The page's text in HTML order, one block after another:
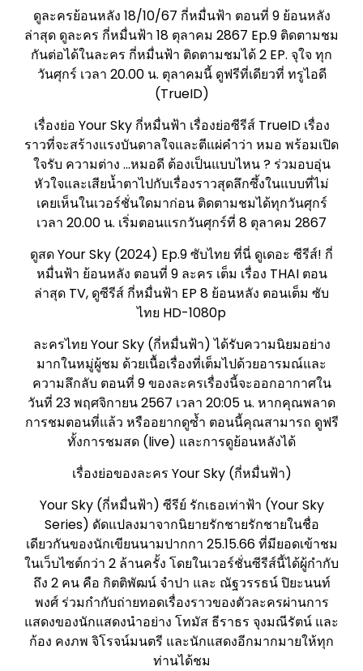
ดูละครย้อนหลัง 18/10/67 กี่หมื่นฟ้า ตอนที่ 9 ย้อนหลัง
ล่าสุด ดูละคร กี่หมื่นฟ้า 18 ตุลาคม 2867 Ep.9 ติดตามชม
กันต่อได้ในละคร กี่หมื่นฟ้า ติดตามชมได้ 2 EP. จุใจ ทุก
วันศุกร์ เวลา 20.00 น. ตุลาคมนี้ ดูฟรีที่เดียวที่ ทรูไอดี
(TrueID)
เรื่องย่อ Your Sky กี่หมื่นฟ้า เรื่องย่อซีรีส์ TrueID เรื่อง
ราวที่จะสร้างแรงบันดาลใจและตีแผ่คำว่า หมอ พร้อมเปิด
ใจรับ ความต่าง ...หมอดี ต้องเป็นแบบไหน ? ร่วมอบอุ่น
หัวใจและเสียน้ำตาไปกับเรื่องราวสุดลึกซึ้งในแบบที่ไม่
เคยเห็นในเวอร์ชั่นใดมาก่อน ติดตามชมได้ทุกวันศุกร์
เวลา 20.00 น. เริ่มตอนแรกวันศุกร์ที่ 8 ตุลาคม 2867
ดูสด Your Sky (2024) Ep.9 ซับไทย ที่นี่ ดูเดอะ ซีรีส์! กี่
หมื่นฟ้า ย้อนหลัง ตอนที่ 9 ละคร เต็ม เรื่อง THAI ตอน
ล่าสุด TV, ดูซีรีส์ กี่หมื่นฟ้า EP 8 ย้อนหลัง ตอนเต็ม ซับ
ไทย HD-1080p
ละครไทย Your Sky (กี่หมื่นฟ้า) ได้รับความนิยมอย่าง
มากในหมู่ผู้ชม ด้วยเนื้อเรื่องที่เต็มไปด้วยอารมณ์และ
ความลึกลับ ตอนที่ 9 ของละครเรื่องนี้จะออกอากาศใน
วันที่ 23 พฤศจิกายน 2567 เวลา 20:05 น. หากคุณพลาด
การชมตอนที่แล้ว หรืออยากดูซ้ำ ตอนนี้คุณสามารถ ดูฟรี
ทั้งการชมสด (live) และการดูย้อนหลังได้
เรื่องย่อของละคร Your Sky (กี่หมื่นฟ้า)
Your Sky (กี่หมื่นฟ้า) ซีรีย์ รักเธอเท่าฟ้า (Your Sky
Series) ดัดแปลงมาจากนิยายรักชายรักชายในชื่อ
เดียวกันของนักเขียนนามปากกา 25.15.66 ที่มียอดเข้าชม
ในเว็บไซต์กว่า 2 ล้านครั้ง โดยในเวอร์ชั่นซีรีส์นี้ได้ผู้กำกับ
ถึง 2 คน คือ กิตติพัฒน์ จำปา และ ณัฐวรรธน์ ปิยะนนท์
พงศ์ ร่วมกำกับถ่ายทอดเรื่องราวของตัวละครผ่านการ
แสดงของนักแสดงนำอย่าง โทมัส ธีราธร จุงมณีรัตน์ และ
ก้อง คงภพ จิโรจน์มนตรี และนักแสดงอีกมากมายให้ทุก
ท่านได้ชม